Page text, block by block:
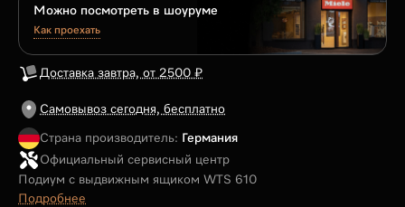
Можно посмотреть в шоуруме
Как проехать
Доставка завтра, от 2500 ₽
Самовывоз сегодня, бесплатно
Страна производитель: Германия
Официальный сервисный центр
Подиум с выдвижным ящиком WTS 610
Подробнее